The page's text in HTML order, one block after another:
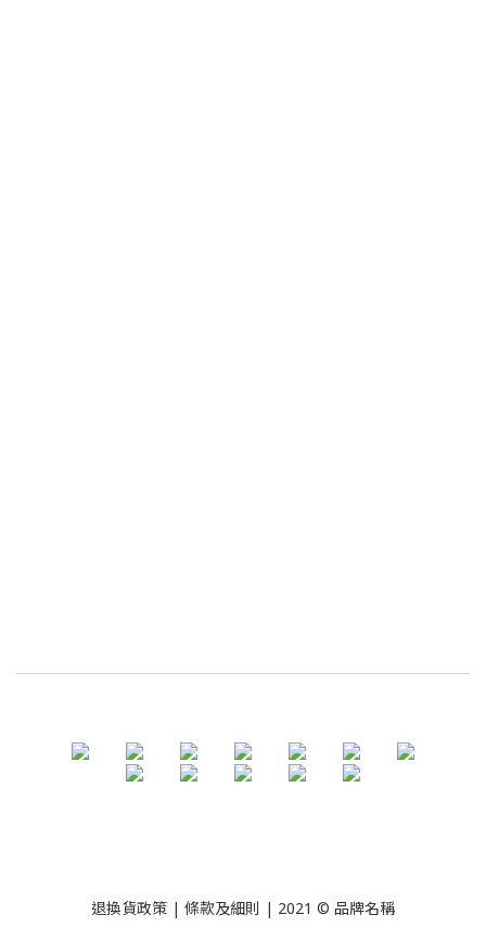
退換貨政策 | 條款及細則 | 2021 © 品牌名稱